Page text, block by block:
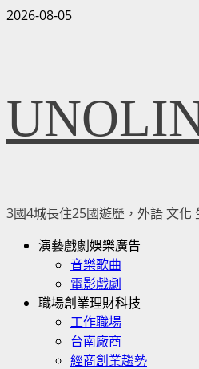
Skip
2026-08-05
3國4城長住25國遊歷，外語 文化
Primary演藝戲劇娛樂廣告
音樂歌曲
電影戲劇
職場創業理財科技
工作職場
台南廠商
經商創業趨勢